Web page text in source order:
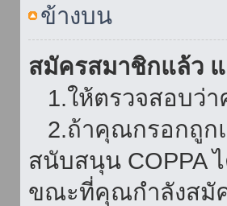
ข้างบน
สมัครสมาชิกแล้ว
1.ให้ตรวจสอบว่า
2.ถ้าคุณกรอกถูกแ
สนับสนุน COPPA
ขณะที่คุณกำลังสมั